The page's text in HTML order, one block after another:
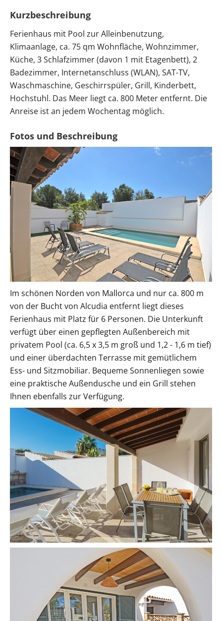
Kurzbeschreibung
Ferienhaus mit Pool zur Alleinbenutzung,
Klimaanlage, ca. 75 qm Wohnfläche, Wohnzimmer,
Küche, 3 Schlafzimmer (davon 1 mit Etagenbett), 2
Badezimmer, Internetanschluss (WLAN), SAT-TV,
Waschmaschine, Geschirrspüler, Grill, Kinderbett,
Hochstuhl. Das Meer liegt ca. 800 Meter entfernt. Die
Anreise ist an jedem Wochentag möglich.
Im schönen Norden von Mallorca und nur ca. 800 m
von der Bucht von Alcudia entfernt liegt dieses
Ferienhaus mit Platz für 6 Personen. Die Unterkunft
verfügt über einen gepflegten Außenbereich mit
privatem Pool (ca. 6,5 x 3,5 m groß und 1,2 - 1,6 m tief)
und einer überdachten Terrasse mit gemütlichem
Ess- und Sitzmobiliar. Bequeme Sonnenliegen sowie
eine praktische Außendusche und ein Grill stehen
Ihnen ebenfalls zur Verfügung.